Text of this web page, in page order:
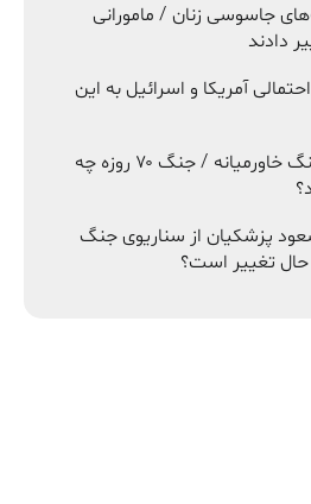
جاسوسی زنان / مامورانی
دادند
آمریکا و اسرائیل به این
برندگان پنهان جنگ خاورمیانه / جنگ ۷۰ روزه چه
پزشکیان از سناریوی جنگ
تغییر است؟